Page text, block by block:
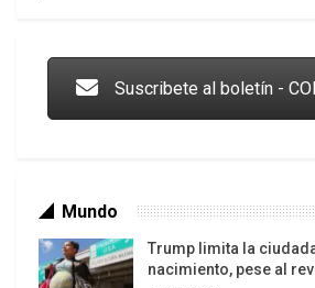
Suscribete al boletín -
Mundo
Trump limita la
nacimiento, pese al